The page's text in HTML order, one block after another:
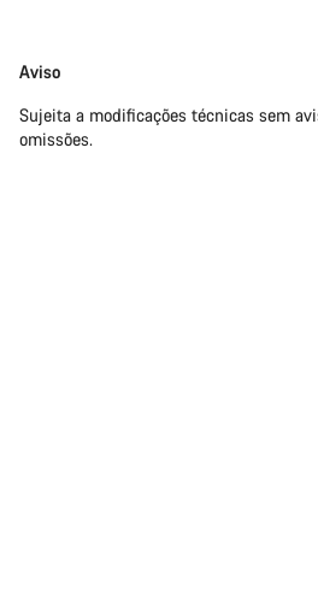
Limitação
responsabilidade
Aviso
Sujeita a modificações técnicas sem
omissões.